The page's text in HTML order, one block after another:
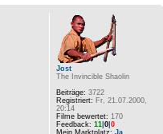
Jost
The Invincible Shaolin
Beiträge: 3722
Registriert: Fr, 21.07.2000,
20:14
Filme bewertet: 170
Feedback: 11 0 0
Mein Marktplatz: Ja